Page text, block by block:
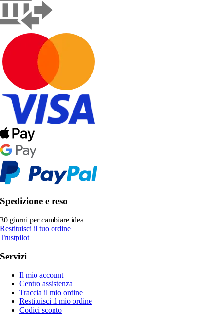
Spedizione e reso
30 giorni per cambiare idea
Restituisci il tuo ordine
Trustpilot
Servizi
Il mio account
Centro assistenza
Traccia il mio ordine
Restituisci il mio ordine
Codici sconto